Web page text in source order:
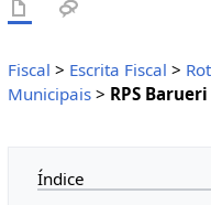
Fiscal > Escrita Fiscal >
Municipais> RPS Barueri
Índice